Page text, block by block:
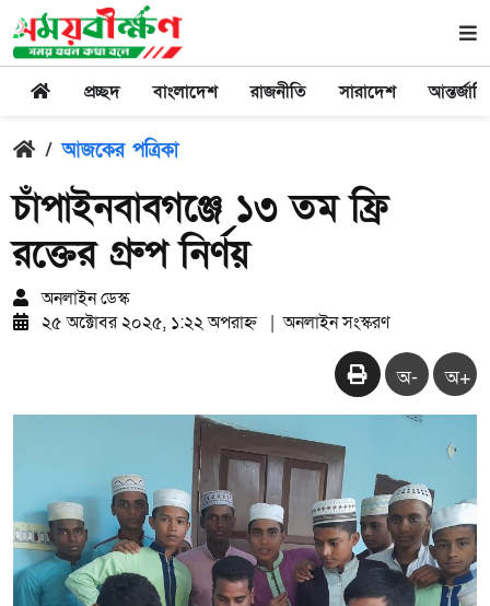
প্রচ্ছদ বাংলাদেশ রাজনীতি সারাদেশ
/ আজকের পত্রিকা
চাঁপাইনবাবগঞ্জে ১৩ তম ফ্রি
রক্তের গ্রুপ নির্ণয়
অনলাইন ডেস্ক
২৫ অক্টোবর ২০২৫, ১:২২ অপরাহ্ন | অনলাইন সংস্করণ
অ- অ+